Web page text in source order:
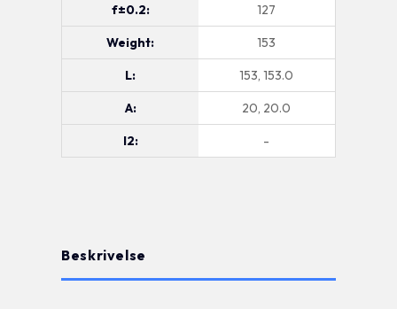
f±0.2: 127
Weight: 153
L: 153, 153.0
A: 20, 20.0
l2: -
Beskrivelse